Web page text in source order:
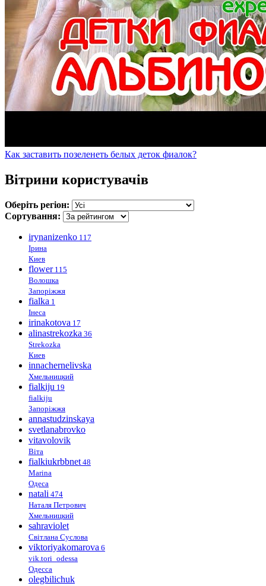
Как заставить позеленеть белых деток фиалок?
Вітрини користувачів
Оберіть регіон:
Сортування:
irynanizenko 117
Ірина
Киев
flower 115
Волошка
Запоріжжя
fialka 1
Інеса
irinakotova 17
alinastrekozka 36
Strekozka
Киев
innachernelivska
Хмельницкий
fialkiju 19
fialkiju
Запоріжжя
annastudzinskaya
svetlanabrovko
vitavolovik
Віта
fialkiukrbbnet 48
Marina
Одеса
natali 474
Наталя Петрович
Хмельницкий
sahraviolet
Світлана Суслова
viktoriyakomarova 6
vik.tori_odessa
Одесса
olegbilichuk